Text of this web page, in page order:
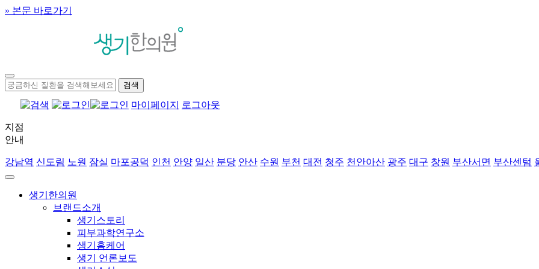
» 본문 바로가기
마이페이지 로그아웃
지점
안내
강남역 신도림 노원 잠실 마포공덕 인천 안양 일산 분당 안산 수원 부천 대전 청주 천안아산 광주 대구 창원 부산서면 부산센텀
생기한의원
브랜드소개
생기스토리
피부과학연구소
생기홈케어
생기 언론보도